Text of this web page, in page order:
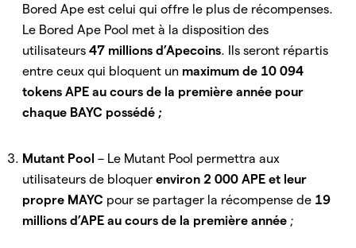
Bored Ape est celui qui offre le plus de récompenses.
Le Bored Ape Pool met à la disposition des
utilisateurs 47 millions d’Apecoins. Ils seront répartis
entre ceux qui bloquent un maximum de 10 094
tokens APE au cours de la première année pour
chaque BAYC possédé ;
Mutant Pool – Le Mutant Pool permettra aux
utilisateurs de bloquer environ 2 000 APE et leur
propre MAYC pour se partager la récompense de 19
millions d’APE au cours de la première année ;